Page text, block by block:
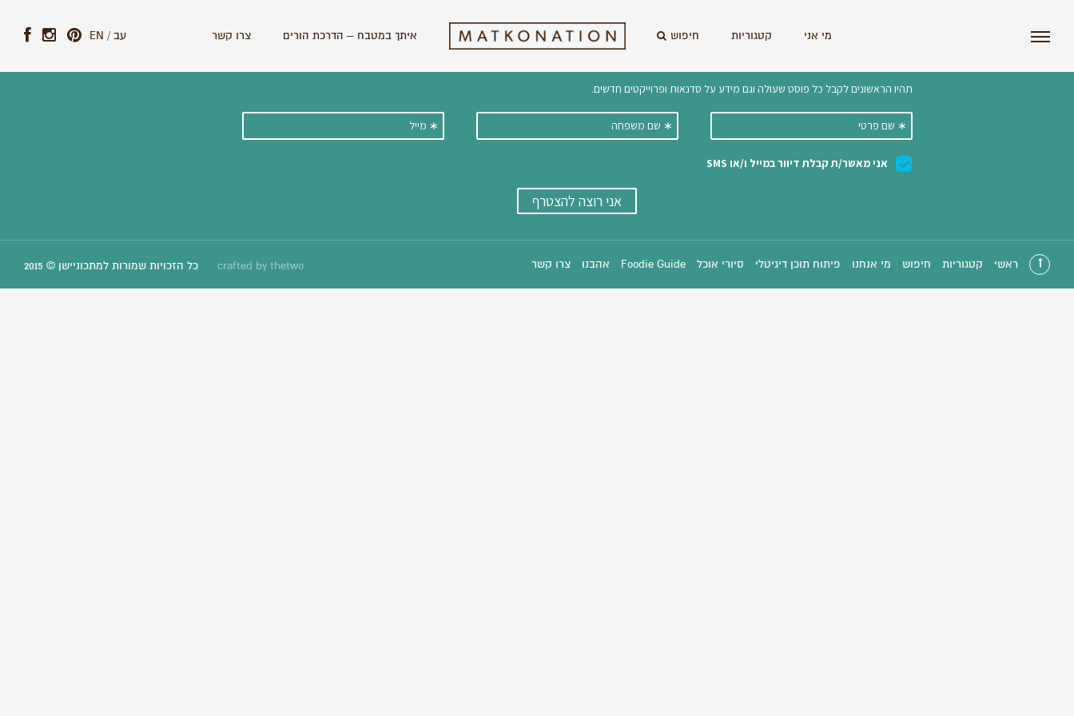
מי אני קטגוריות חיפוש איתך במטבח – הדרכת הורים צרו קשר EN / עב
הצטרפו לניוזלטר שלנו וקבלו ישירות למייל עדכונים על מתכונים וסיפורים חדשים:
ראשי קטגוריות חיפוש מי אנחנו פיתוח תוכן דיגיטלי סיורי אוכל Foodie Guide אהבנו צרו קשר crafted by thetwo כל הזכויות שמורות למתכוניישן © 2015